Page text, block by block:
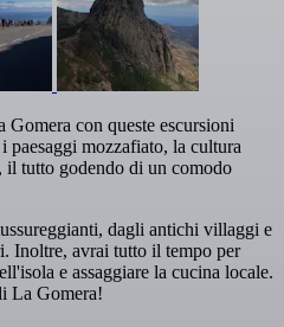
Gomera con queste escursioni
paesaggi mozzafiato, la cultura
il tutto godendo di un comodo
dagli antichi villaggi e
Inoltre, avrai tutto il tempo per
e assaggiare la cucina locale.
La Gomera!